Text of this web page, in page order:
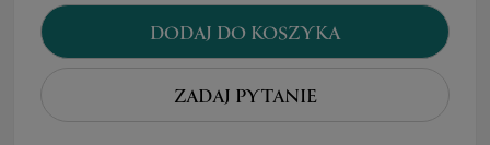
DODAJ DO KOSZYKA
ZADAJ PYTANIE